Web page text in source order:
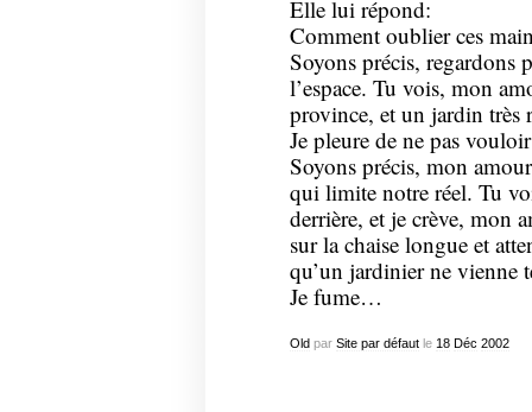
Elle lui répond:
Comment oublier ces
Soyons précis, regardons
l’espace. Tu vois, mon
province, et un jardin très
Je pleure de ne pas
Soyons précis, mon
qui limite notre réel. Tu
derrière, et je crève, mon
sur la chaise longue et
qu’un jardinier ne vienne
Je fume…
Oldpar Site par défautle 18 Déc 2002